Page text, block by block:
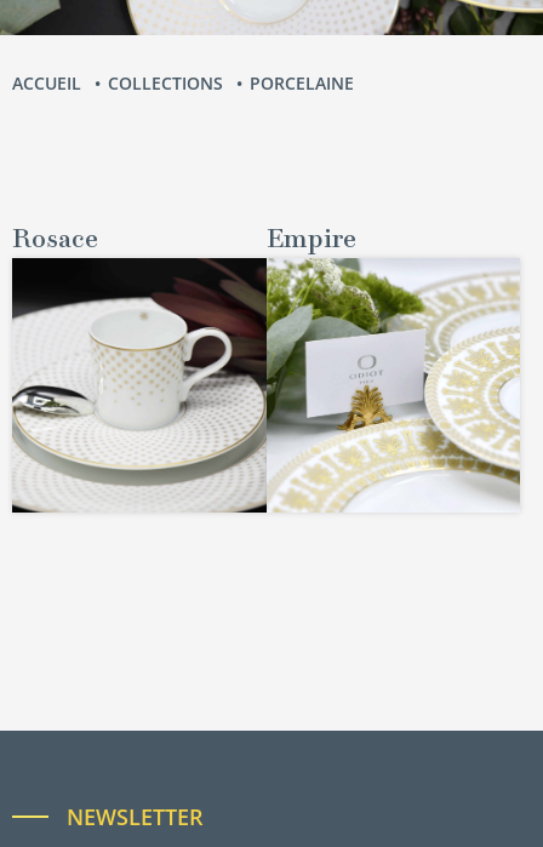
ACCUEIL COLLECTIONS PORCELAINE
Rosace Empire
NEWSLETTER